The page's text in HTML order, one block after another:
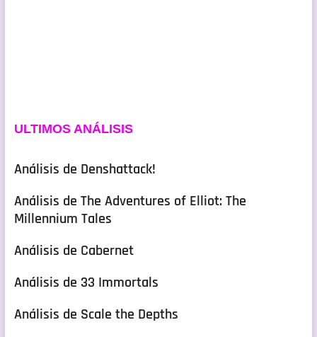
ULTIMOS ANÁLISIS
Análisis de Denshattack!
Análisis de The Adventures of Elliot: The
Millennium Tales
Análisis de Cabernet
Análisis de 33 Immortals
Análisis de Scale the Depths